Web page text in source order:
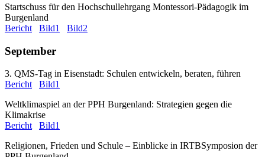
Startschuss für den Hochschullehrgang Montessori-Pädagogik im
Burgenland
Bericht
Bild1 Bild2
September
3. QMS-Tag in Eisenstadt: Schulen entwickeln, beraten, führen
Bericht
Bild1
Weltklimaspiel an der PPH Burgenland: Strategien gegen die
Klimakrise
Bericht
Bild1
Religionen, Frieden und Schule – Einblicke in IRTBSymposion der